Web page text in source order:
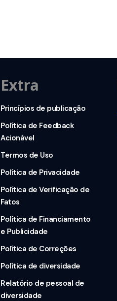
Extra
Princípios de publicação
Política de Feedback
Acionável
Termos de Uso
Política de Privacidade
Política de Verificação de
Fatos
Política de Financiamento
e Publicidade
Política de Correções
Política de diversidade
Relatório de pessoal de
diversidade